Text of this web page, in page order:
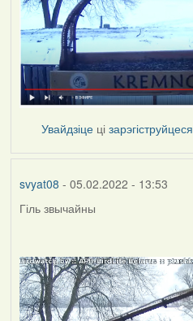
Увайдзіце цізарэгіструйцеся
svyat08 - 05.02.2022 - 13:53
Гіль звычайны